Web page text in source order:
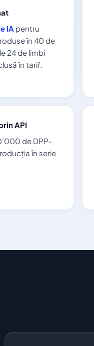
IA pentru
în 40 de
24 de limbi
în tarif.
API
de DPP-
în serie